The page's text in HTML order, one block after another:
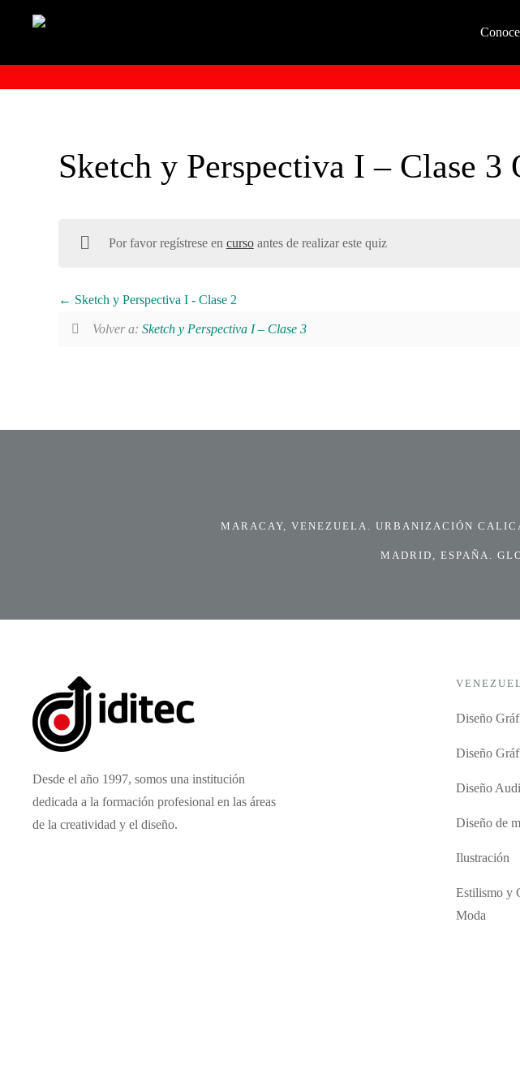
Sketch y Perspectiva I – Clase 3
Por favor regístrese en cursoantes de realizar este quiz
Sketch y Perspectiva I - Clase 2
Volver a: Sketch y Perspectiva I – Clase 3
MARACAY, VENEZUELA. URBANIZACIÓN
MADRID, ESPAÑA.
Desde el año 1997, somos una institución
dedicada a la formación profesional en las áreas
de la creatividad y el diseño.
Diseño
Diseño
Diseño
Diseño de
Ilustración
Estilismo y
Moda